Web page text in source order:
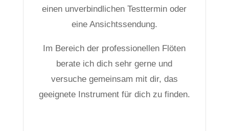
einen unverbindlichen Testtermin oder
eine Ansichtssendung.
Im Bereich der professionellen Flöten
berate ich dich sehr gerne und
versuche gemeinsam mit dir, das
geeignete Instrument für dich zu finden.